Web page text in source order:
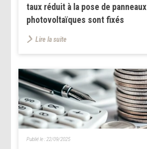
taux réduit à la pose de panneaux
photovoltaïques sont fixés
Lire la suite
Publié le : 22/09/2025